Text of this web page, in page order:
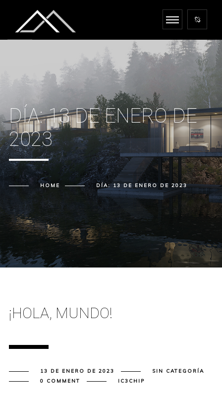
DÍA:13 DE ENERO DE
2023
HOME DÍA: 13 DE ENERO DE 2023
¡HOLA, MUNDO!
13 DE ENERO DE 2023
SIN CATEGORÍA
0 COMMENT
IC3CHIP